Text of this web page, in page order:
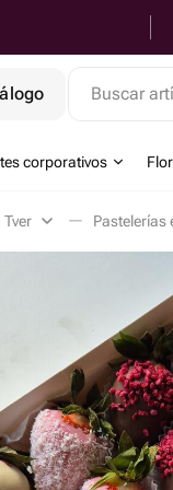
Buscar
corporativos
Pastelerías